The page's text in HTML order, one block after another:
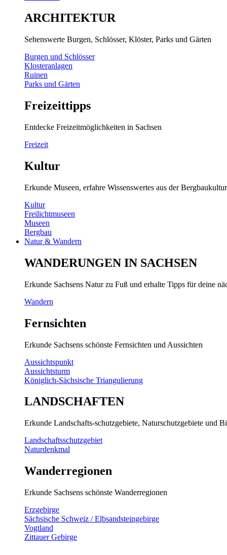
ARCHITEKTUR
Sehenswerte Burgen, Schlösser, Klöster, Parks und Gärten
Burgen und Schlösser
Klosteranlagen
Ruinen
Parks und Gärten
Freizeittipps
Entdecke Freizeitmöglichkeiten in Sachsen
Freizeit
Kultur
Erkunde Museen, erfahre Wissenswertes aus der
Kultur
Freilichtmuseen
Museen
Bergbau
Natur & Wandern
WANDERUNGEN IN SACHSEN
Erkunde Sachsens Natur zu Fuß und erhalte Tipps für deine
Wandern
Fernsichten
Erkunde Sachsens schönste Fernsichten und Aussichten
Aussichtspunkt
Aussichtsturm
Königlich-Sächsische Triangulierung
LANDSCHAFTEN
Erkunde Landschafts-schutzgebiete, Naturschutzgebiete und
Landschaftsschutzgebiet
Naturdenkmal
Wanderregionen
Erkunde Sachsens schönste Wanderregionen
Erzgebirge
Sächsische Schweiz / Elbsandsteingebirge
Vogtland
Zittauer Gebirge